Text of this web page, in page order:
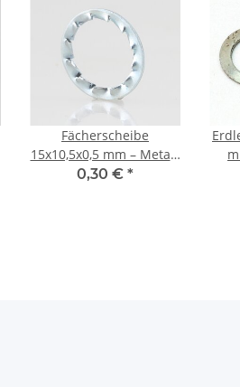
Fächerscheibe
15x10,5x0,5 mm – Metall,
verzinkt (für M10
0,30 € *